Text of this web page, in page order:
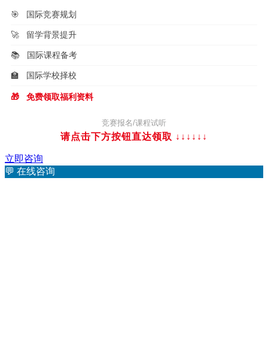
🎯 国际竞赛规划
🚀 留学背景提升
📚 国际课程备考
🏫 国际学校择校
🎁 免费领取福利资料
竞赛报名/课程试听
请点击下方按钮直达领取 ↓↓↓ ↓↓↓
立即咨询
💬 在线咨询